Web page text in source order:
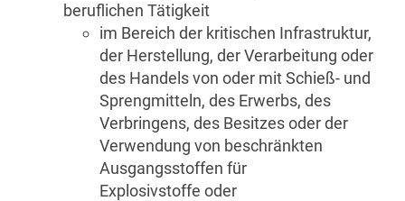
beruflichen Tätigkeit
im Bereich der kritischen Infrastruktur,
der Herstellung, der Verarbeitung oder
des Handels von oder mit Schieß- und
Sprengmitteln, des Erwerbs, des
Verbringens, des Besitzes oder der
Verwendung von beschränkten
Ausgangsstoffen für
Explosivstoffe oder